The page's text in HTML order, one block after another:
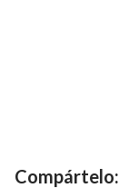
Compártelo: